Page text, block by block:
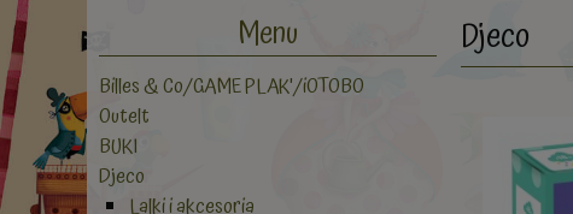
Menu
Billes & Co/GAME PLAK'/iOTOBO
Outelt
BUKI
Djeco
Lalki i akcesoria
Djeco